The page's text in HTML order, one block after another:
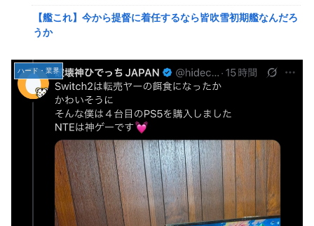
うか
【艦これ】バニ黒潮親潮 他
【ポケモンGO】リモート交換って 大半が交換レート合わせ
ない奴多くね？
【衝撃】クルタ族虐 殺の犯人、ツェリードニヒで確定！ク
ロロの演劇のせいで2人も無駄死ににwwww
【悲報】ライター「ちいかわが反社とコラボしてた」ﾊﾟｼｬｯ
死神のコスプレをして隣のビルの屋上から病院を眺めていた
男を逮捕ｗｗｗ
【画像】コスプレイヤーが死ぬ気で痩せた結果ｗｗｗｗ
【艦これ】今から提督に着任するなら皆吹雪初期艦なんだろ
うか
【速報】専門家「イオンモール熊本の爆心地に”こんなも
の”があったんだけど…」
【画像】かつて天下を獲っていたYouTuberの現在ｗｗｗｗ
【速報】熊本イオンモール、爆発の原因は『これ』の可能性
【悲報】コレコレ、月収1億円ｗｗｗそりゃ外出るのにボデ
ィガードつけるわ…
【悲報】有名漫画家、がんを公表「大腸癌になってしまいま
した。肝臓に転移も見られてステージ4です」
ハード・業界